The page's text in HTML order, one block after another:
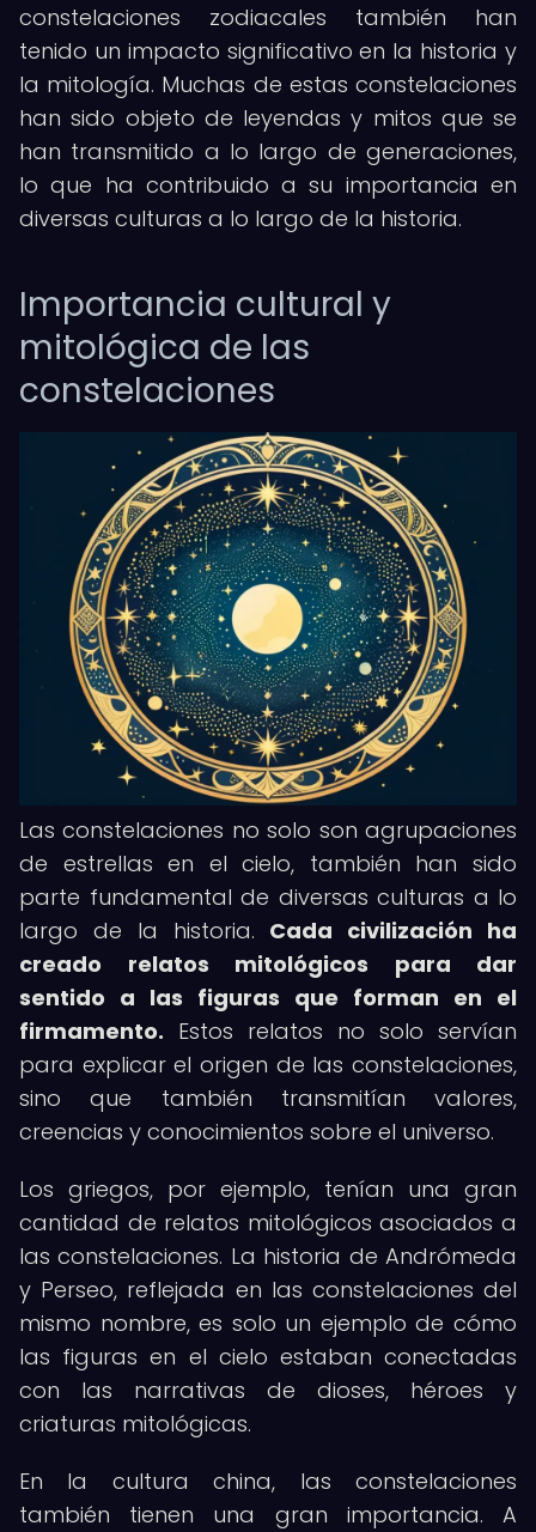
constelaciones zodiacales también han
tenido un impacto significativo en la historia y
la mitología. Muchas de estas constelaciones
han sido objeto de leyendas y mitos que se
han transmitido a lo largo de generaciones,
lo que ha contribuido a su importancia en
diversas culturas a lo largo de la historia.
Importancia cultural y
mitológica de las
constelaciones
Las constelaciones no solo son agrupaciones
de estrellas en el cielo, también han sido
parte fundamental de diversas culturas a lo
largo de la historia. Cada civilización ha
creado relatos mitológicos para dar
sentido a las figuras que forman en el
firmamento. Estos relatos no solo servían
para explicar el origen de las constelaciones,
sino que también transmitían valores,
creencias y conocimientos sobre el universo.
Los griegos, por ejemplo, tenían una gran
cantidad de relatos mitológicos asociados a
las constelaciones. La historia de Andrómeda
y Perseo, reflejada en las constelaciones del
mismo nombre, es solo un ejemplo de cómo
las figuras en el cielo estaban conectadas
con las narrativas de dioses, héroes y
criaturas mitológicas.
En la cultura china, las constelaciones
también tienen una gran importancia. A